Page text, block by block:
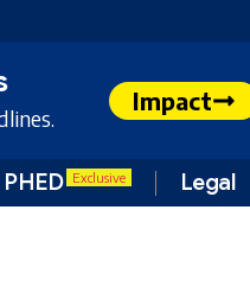
Impact
PHED Exclusive Legal